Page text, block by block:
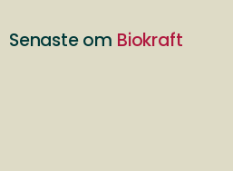
Senaste om Biokraft